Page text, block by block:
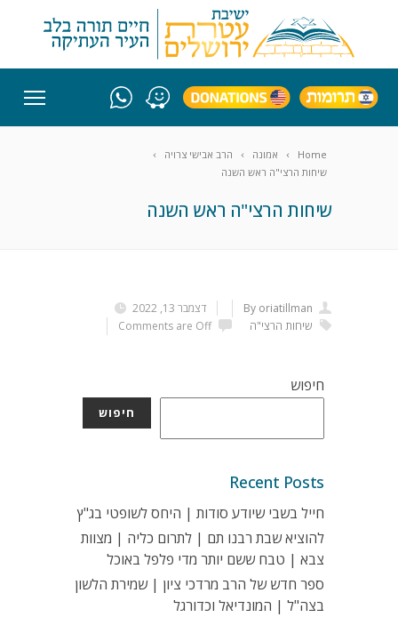
Home אמונה
הרב אבישי צרויה
שיחות הרצי"ה ראש השנה
שיחות הרצי"ה ראש השנה
דצמבר 13, 2022
By oriatillman
Comments are Off
שיחות הרצי"ה
חיפוש
חיפוש
Recent Posts
חייל בשבי שיודע סודות | היחס לשופטי בג"ץ
להוציא שבת רבנו תם | לתרום כליה | מצוות
צבא | טבח ששם יותר מדי פלפל באוכל
ספר חדש של הרב מרדכי ציון | שמירת הלשון
בצה"ל | המונדיאל וכדורגל